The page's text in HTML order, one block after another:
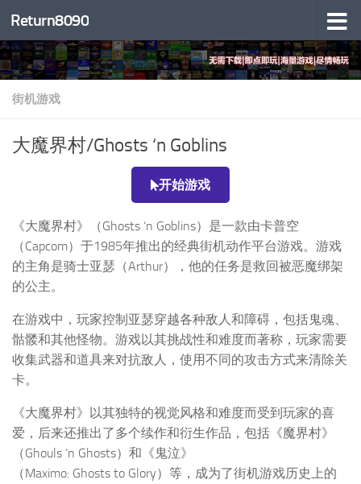
跳至内容
Return8090
街机游戏
大魔界村/Ghosts ‘n Goblins
开始游戏
《大魔界村》（Ghosts ‘n Goblins）是一款由卡普空
（Capcom）于1985年推出的经典街机动作平台游戏。游戏
的主角是骑士亚瑟（Arthur），他的任务是救回被恶魔绑架
的公主。
在游戏中，玩家控制亚瑟穿越各种敌人和障碍，包括鬼魂、
骷髅和其他怪物。游戏以其挑战性和难度而著称，玩家需要
收集武器和道具来对抗敌人，使用不同的攻击方式来清除关
卡。
《大魔界村》以其独特的视觉风格和难度而受到玩家的喜
爱，后来还推出了多个续作和衍生作品，包括《魔界村》
（Ghouls ‘n Ghosts）和《鬼泣》
（Maximo: Ghosts to Glory）等，成为了街机游戏历史上的